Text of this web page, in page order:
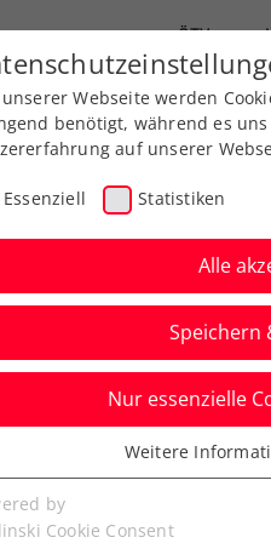
ÖTV
Ausbildungen
in the
Webseite werden
benötigt, während es
auf unserer
Essenziell Statistiken
Alle
Speichern
Nur essenzielle
Cookies werden für
benötigt. Dadurch ist
Weitere
by
Cookie Consent